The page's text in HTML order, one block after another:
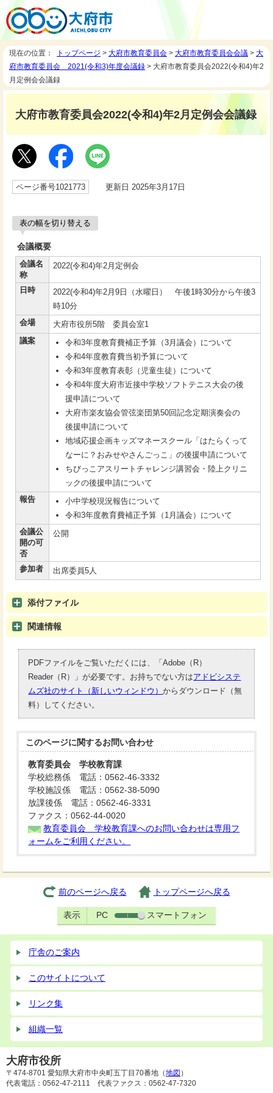
現在の位置： トップページ > 大府市教育委員会 > 大府市教育委員会会議 > 大
府市教育委員会 2021(令和3)年度会議録 > 大府市教育委員会2022(令和4)年2
月定例会会議録
大府市教育委員会2022(令和4)年2月定例会会議録
ページ番号1021773 更新日 2025年3月17日
表の幅を切り替える
会議概要
会議名
称
2022(令和4)年2月定例会
日時
2022(令和4)年2月9日（水曜日） 午後1時30分から午後3
時10分
会場
大府市役所5階 委員会室1
議案
令和3年度教育費補正予算（3月議会）について
令和4年度教育費当初予算について
令和3年度教育表彰（児童生徒）について
令和4年度大府市近接中学校ソフトテニス大会の後
援申請について
大府市楽友協会管弦楽団第50回記念定期演奏会の
後援申請について
地域応援企画キッズマネースクール「はたらくって
なーに？おみせやさんごっこ」の後援申請について
ちびっこアスリートチャレンジ講習会・陸上クリニ
ックの後援申請について
報告
小中学校現況報告について
令和3年度教育費補正予算（1月議会）について
会議公
開の可
否
公開
参加者 出席委員5人
添付ファイル
関連情報
PDFファイルをご覧いただくには、「Adobe（R）
Reader（R）」が必要です。お持ちでない方はアドビシステ
ムズ社のサイト（新しいウィンドウ）からダウンロード（無
料）してください。
このページに関するお問い合わせ
教育委員会 学校教育課
学校総務係 電話：0562-46-3332
学校施設係 電話：0562-38-5090
放課後係 電話：0562-46-3331
ファクス：0562-44-0020
教育委員会 学校教育課へのお問い合わせは専用フ
ォームをご利用ください。
前のページへ戻る トップページへ戻る
表示 PC スマートフォン
庁舎のご案内
このサイトについて
リンク集
組織一覧
大府市役所
〒474-8701 愛知県大府市中央町五丁目70番地（地図 ）
代表電話：0562-47-2111 代表ファクス：0562-47-7320